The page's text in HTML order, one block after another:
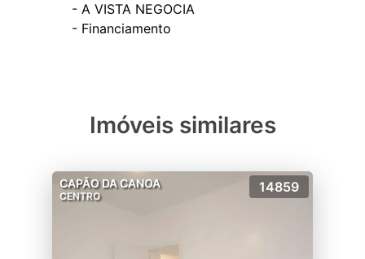
- A VISTA NEGOCIA
Imóveis similares
CAPÃO DA CANOA
CENTRO
14859